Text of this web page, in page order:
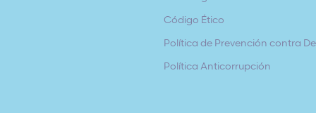
Código Ético
Política de Prevención contra
Política Anticorrupción